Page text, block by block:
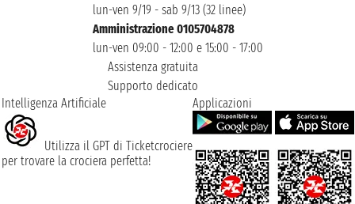
lun-ven 9/19 - sab 9/13 (32 linee)
Amministrazione 0105704878
lun-ven 09:00 - 12:00 e 15:00 - 17:00
Assistenza gratuita
Supporto dedicato
Intelligenza Artificiale
Utilizza il GPT di Ticketcrociere
per trovare la crociera perfetta!
Applicazioni